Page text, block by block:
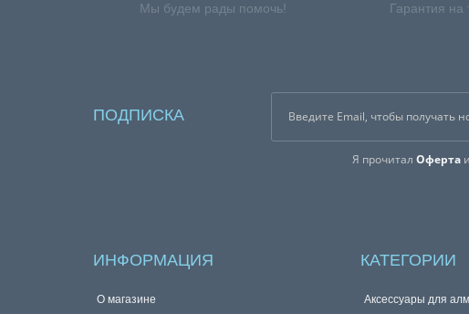
Мы будем рады помочь! Гарантия на
ПОДПИСКА
Я прочиталОферта
ИНФОРМАЦИЯ
О магазине
КАТЕГОРИИ
Аксессуары для